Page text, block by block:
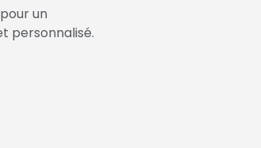
un
personnalisé.